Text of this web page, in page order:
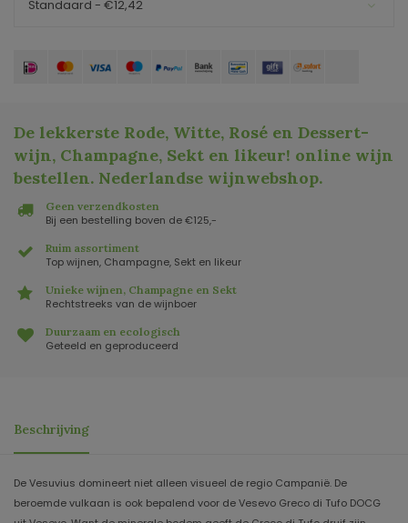
Standaard - €12,42
De lekkerste Rode, Witte, Rosé en Dessert-
wijn, Champagne, Sekt en likeur! online wijn
bestellen. Nederlandse wijnwebshop.
Geen verzendkosten
Bij een bestelling boven de €125,-
Ruim assortiment
Top wijnen, Champagne, Sekt en likeur
Unieke wijnen, Champagne en Sekt
Rechtstreeks van de wijnboer
Duurzaam en ecologisch
Geteeld en geproduceerd
Beschrijving
De Vesuvius domineert niet alleen visueel de regio Campanië. De
beroemde vulkaan is ook bepalend voor de Vesevo Greco di Tufo DOCG